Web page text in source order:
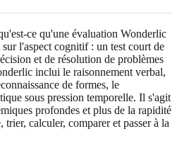
ce qu'une évaluation Wonderlic
l'aspect cognitif : un test court de
et de résolution de problèmes
inclui le raisonnement verbal,
de formes, le
sous pression temporelle. Il s'agit
profondes et plus de la rapidité
calculer, comparer et passer à la